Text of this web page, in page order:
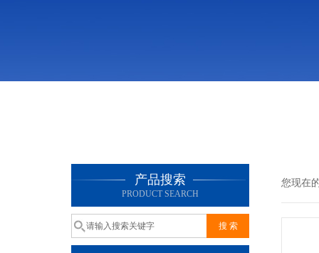
产品搜索
PRODUCT SEARCH
您现在